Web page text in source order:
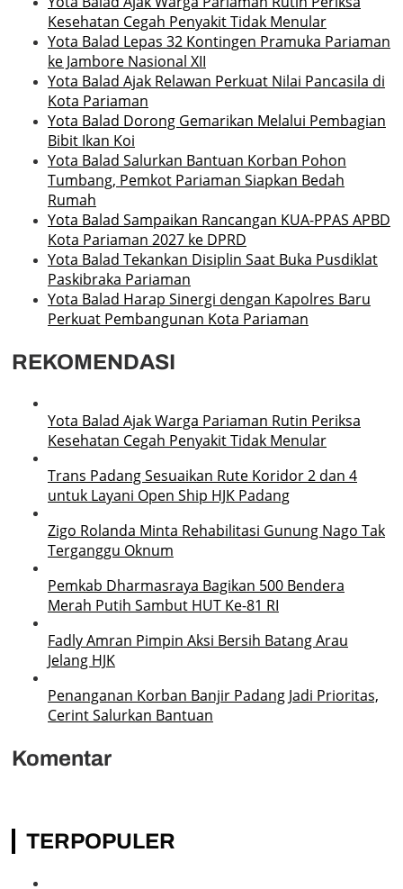
Kesehatan Cegah Penyakit Tidak Menular
Yota Balad Lepas 32 Kontingen Pramuka Pariaman
ke Jambore Nasional XII
Yota Balad Ajak Relawan Perkuat Nilai Pancasila di
Kota Pariaman
Yota Balad Dorong Gemarikan Melalui Pembagian
Bibit Ikan Koi
Yota Balad Salurkan Bantuan Korban Pohon
Tumbang, Pemkot Pariaman Siapkan Bedah
Rumah
Yota Balad Sampaikan Rancangan KUA-PPAS APBD
Kota Pariaman 2027 ke DPRD
Yota Balad Tekankan Disiplin Saat Buka Pusdiklat
Paskibraka Pariaman
Yota Balad Harap Sinergi dengan Kapolres Baru
Perkuat Pembangunan Kota Pariaman
REKOMENDASI
Yota Balad Ajak Warga Pariaman Rutin Periksa
Kesehatan Cegah Penyakit Tidak Menular
Trans Padang Sesuaikan Rute Koridor 2 dan 4
untuk Layani Open Ship HJK Padang
Zigo Rolanda Minta Rehabilitasi Gunung Nago Tak
Terganggu Oknum
Pemkab Dharmasraya Bagikan 500 Bendera
Merah Putih Sambut HUT Ke-81 RI
Fadly Amran Pimpin Aksi Bersih Batang Arau
Jelang HJK
Penanganan Korban Banjir Padang Jadi Prioritas,
Cerint Salurkan Bantuan
Komentar
TERPOPULER